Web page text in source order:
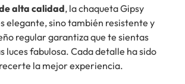
alta calidad, la chaqueta Gipsy
elegante, sino también resistente y
regular garantiza que te sientas
luces fabulosa. Cada detalle ha sido
la mejor experiencia.